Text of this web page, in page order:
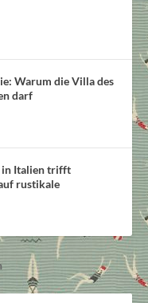
Warum die Villa des
darf
in Italien trifft
rustikale